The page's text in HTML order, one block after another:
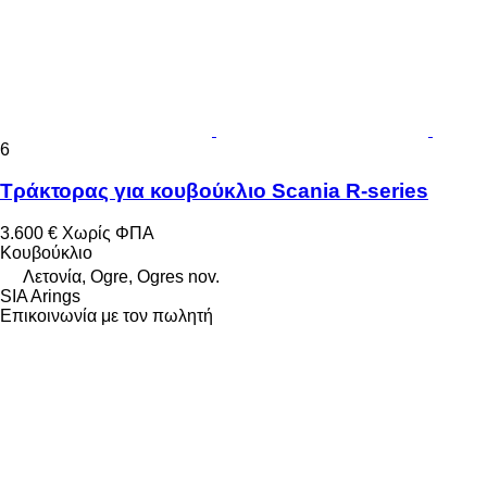
6
Τράκτορας για κουβούκλιο Scania R-series
3.600 € Χωρίς ΦΠΑ
Κουβούκλιο
Λετονία, Ogre, Ogres nov.
SIA Arings
Επικοινωνία με τον πωλητή